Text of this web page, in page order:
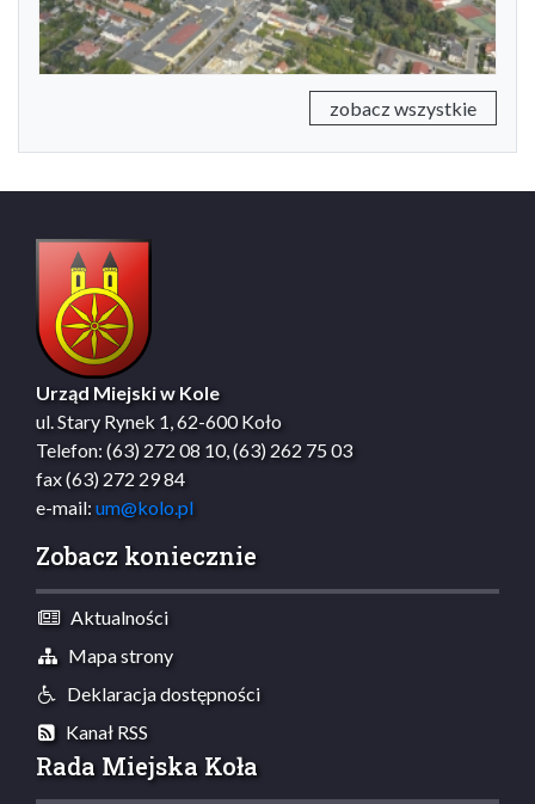
zobacz wszystkie
Urząd Miejski w Kole
ul. Stary Rynek 1, 62-600 Koło
Telefon: (63) 272 08 10, (63) 262 75 03
fax (63) 272 29 84
e-mail: um@kolo.pl
Zobacz koniecznie
Aktualności
Mapa strony
Deklaracja dostępności
Kanał RSS
Rada Miejska Koła